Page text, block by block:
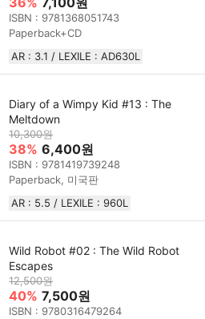
ISBN : 9781368051743
Paperback+CD
AR : 3.1 / LEXILE : AD630L
Diary of a Wimpy Kid #13 : The
Meltdown
10,300원
38% 6,400원
ISBN : 9781419739248
Paperback, 미국판
AR : 5.5 / LEXILE : 960L
Wild Robot #02 : The Wild Robot
Escapes
12,500원
40% 7,500원
ISBN : 9780316479264